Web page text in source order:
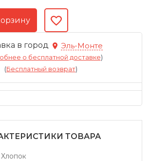
в город Эль-Монте
о бесплатной доставке)
(Бесплатный возврат)
ТОВАРА